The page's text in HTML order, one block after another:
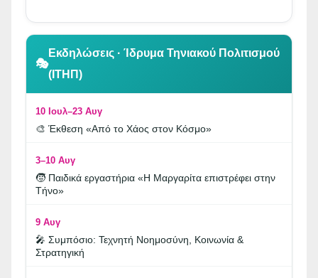
👆 Κλικ για περιήγηση
🎭
Εκδηλώσεις · Ίδρυμα Τηνιακού Πολιτισμού
(ΙΤΗΠ)
10 Ιουλ–23 Αυγ
🎨 Έκθεση «Από το Χάος στον Κόσμο»
3–10 Αυγ
🧒 Παιδικά εργαστήρια «Η Μαργαρίτα επιστρέφει στην
Τήνο»
9 Αυγ
🎤 Συμπόσιο: Τεχνητή Νοημοσύνη, Κοινωνία &
Στρατηγική